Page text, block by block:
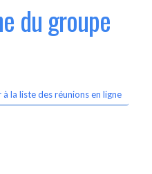
du groupe
à la liste des réunions en ligne